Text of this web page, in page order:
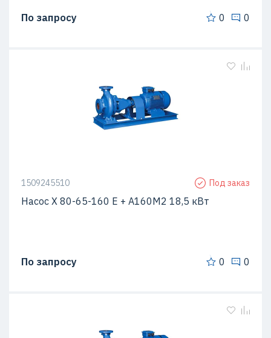
По запросу 0 0
1509245510 Под заказ
Насос Х 80-65-160 Е + A160M2 18,5 кВт
По запросу 0 0